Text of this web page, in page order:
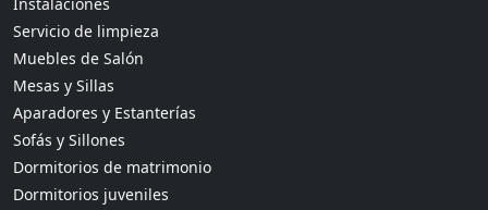
Servicio de limpieza
Muebles de Salón
Mesas y Sillas
Aparadores y Estanterías
Sofás y Sillones
Dormitorios de matrimonio
Dormitorios juveniles